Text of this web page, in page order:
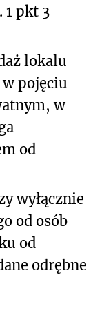
1 pkt 3
lokalu
pojęciu
w
od
wyłącznie
od osób
od
odrębne